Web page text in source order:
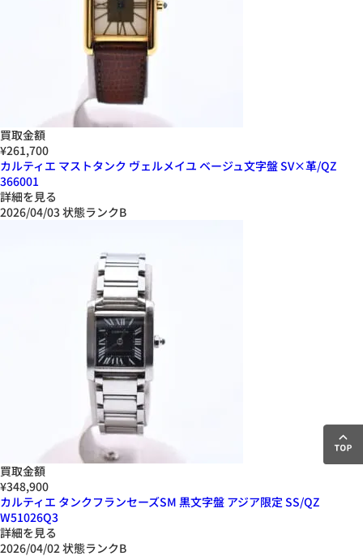
買取金額
¥261,700
カルティエ マストタンク ヴェルメイユ ベージュ文字盤 SV×革/QZ
366001
詳細を見る
2026/04/03状態ランクB
買取金額
¥348,900
カルティエ タンクフランセーズSM 黒文字盤 アジア限定 SS/QZ
W51026Q3
詳細を見る
2026/04/02状態ランクB